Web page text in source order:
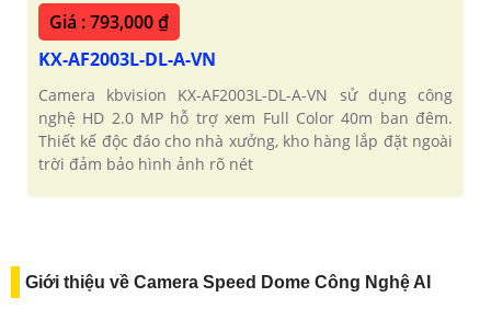
Giá : 793,000 ₫
KX-AF2003L-DL-A-VN
Camera kbvision KX-AF2003L-DL-A-VN sử dụng công
nghệ HD 2.0 MP hỗ trợ xem Full Color 40m ban đêm.
Thiết kế độc đáo cho nhà xưởng, kho hàng lắp đặt ngoài
trời đảm bảo hình ảnh rõ nét
Giới thiệu về Camera Speed Dome Công Nghệ AI